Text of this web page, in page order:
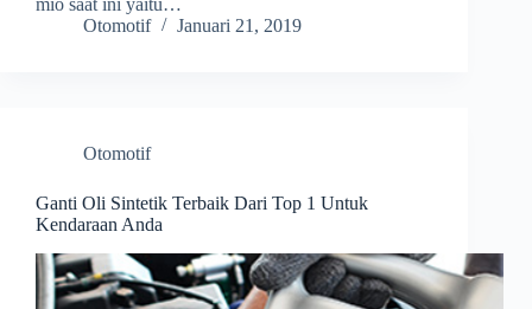
mio saat ini yaitu…
Otomotif
Januari 21, 2019
Otomotif
Ganti Oli Sintetik Terbaik Dari Top 1 Untuk
Kendaraan Anda